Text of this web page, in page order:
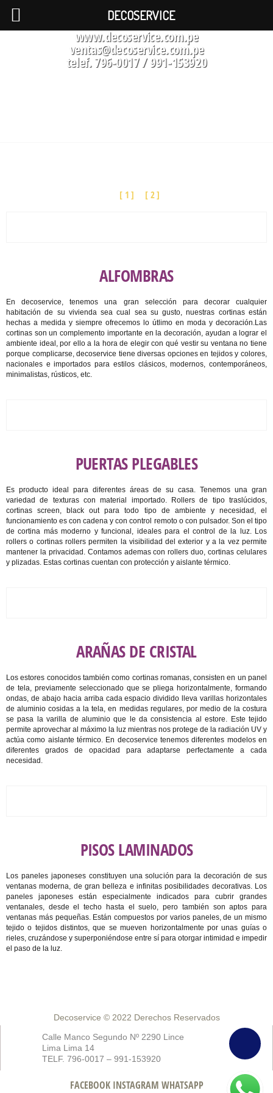
www.decoservice.com.pe
ventas@decoservice.com.pe
telef. 796-0017 / 991-153920
[ 1 ] [ 2 ]
ALFOMBRAS
En decoservice, tenemos una gran selección para decorar cualquier
habitación de su vivienda sea cual sea su gusto, nuestras cortinas están
hechas a medida y siempre ofrecemos lo útlimo en moda y decoración.Las
cortinas son un complemento importante en la decoración, ayudan a lograr el
ambiente ideal, por ello a la hora de elegir con qué vestir su ventana no tiene
porque complicarse, decoservice tiene diversas opciones en tejidos y colores,
nacionales e importados para estilos clásicos, modernos, contemporáneos,
minimalistas, rústicos, etc.
PUERTAS PLEGABLES
Es producto ideal para diferentes áreas de su casa. Tenemos una gran
variedad de texturas con material importado. Rollers de tipo traslúcidos,
cortinas screen, black out para todo tipo de ambiente y necesidad, el
funcionamiento es con cadena y con control remoto o con pulsador. Son el tipo
de cortina más moderno y funcional, ideales para el control de la luz. Los
rollers o cortinas rollers permiten la visibilidad del exterior y a la vez permite
mantener la privacidad. Contamos ademas con rollers duo, cortinas celulares
y plizadas. Estas cortinas cuentan con protección y aislante térmico.
ARAÑAS DE CRISTAL
Los estores conocidos también como cortinas romanas, consisten en un panel
de tela, previamente seleccionado que se pliega horizontalmente, formando
ondas, de abajo hacia arriba cada espacio dividido lleva varillas horizontales
de aluminio cosidas a la tela, en medidas regulares, por medio de la costura
se pasa la varilla de aluminio que le da consistencia al estore. Este tejido
permite aprovechar al máximo la luz mientras nos protege de la radiación UV y
actúa como aislante térmico. En decoservice tenemos diferentes modelos en
diferentes grados de opacidad para adaptarse perfectamente a cada
necesidad.
PISOS LAMINADOS
Los paneles japoneses constituyen una solución para la decoración de sus
ventanas moderna, de gran belleza e infinitas posibilidades decorativas. Los
paneles japoneses están especialmente indicados para cubrir grandes
ventanales, desde el techo hasta el suelo, pero también son aptos para
ventanas más pequeñas. Están compuestos por varios paneles, de un mismo
tejido o tejidos distintos, que se mueven horizontalmente por unas guías o
rieles, cruzándose y superponiéndose entre sí para otorgar intimidad e impedir
el paso de la luz.
Decoservice © 2022 Derechos Reservados
Calle Manco Segundo Nº 2290 Lince
Lima Lima 14
TELF. 796-0017 – 991-153920
FACEBOOK INSTAGRAM WHATSAPP
DECOSERVICE